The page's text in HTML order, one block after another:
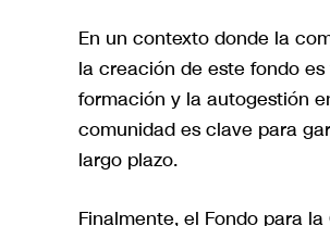
En un contexto donde la
la creación de este fondo
formación y la autogestión
comunidad es clave para
largo plazo.
Finalmente, el Fondo para